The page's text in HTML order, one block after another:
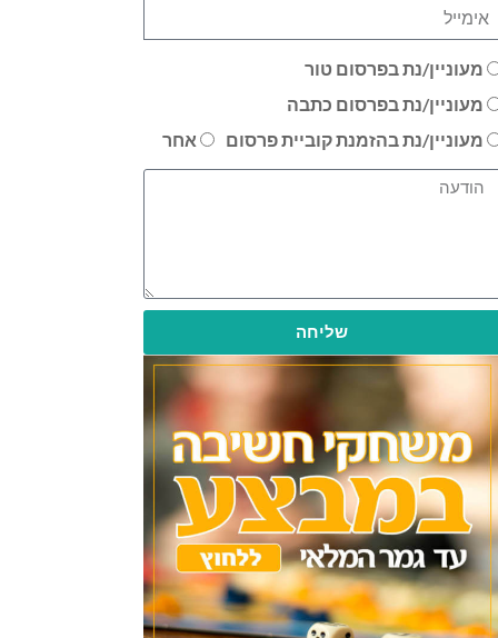
מעוניין/נת בפרסום טור
מעוניין/נת בפרסום כתבה
מעוניין/נת בהזמנת קוביית פרסום
אחר
שליחה